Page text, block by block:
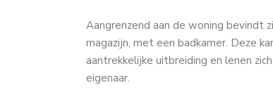
Aangrenzend aan de woning bevindt
magazijn, met een badkamer. Deze
aantrekkelijke uitbreiding en lenen
eigenaar.